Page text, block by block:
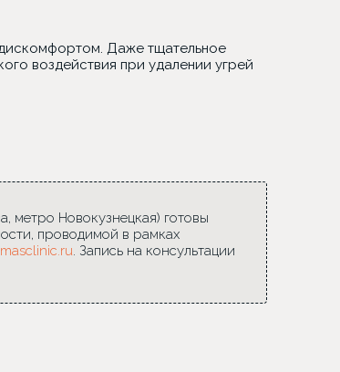
Даже тщательное
воздействия при удалении угрей
метро Новокузнецкая) готовы
проводимой в рамках
. Запись на консультации